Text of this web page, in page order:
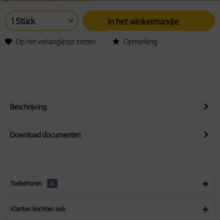
In het winkelmandje
Op het verlanglijstje zetten Opmerking
Beschrijving
Download documenten
Toebehoren 4
Klanten kochten ook
Service Actieve